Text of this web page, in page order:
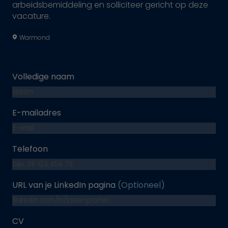
arbeidsbemiddeling en solliciteer gericht op deze
vacature.
Warmond
Volledige naam
E-mailadres
Telefoon
URL van je LinkedIn pagina (Optioneel)
CV